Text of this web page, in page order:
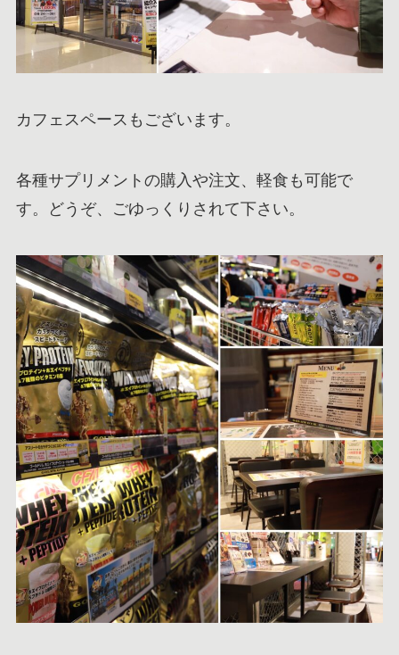
カフェスペースもございます。
各種サプリメントの購入や注文、軽食も可能で
す。どうぞ、ごゆっくりされて下さい。